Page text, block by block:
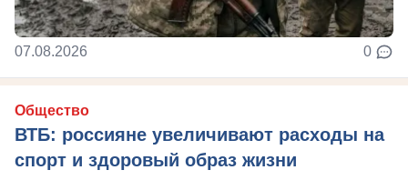
07.08.2026 0
Общество
ВТБ: россияне увеличивают расходы на
спорт и здоровый образ жизни